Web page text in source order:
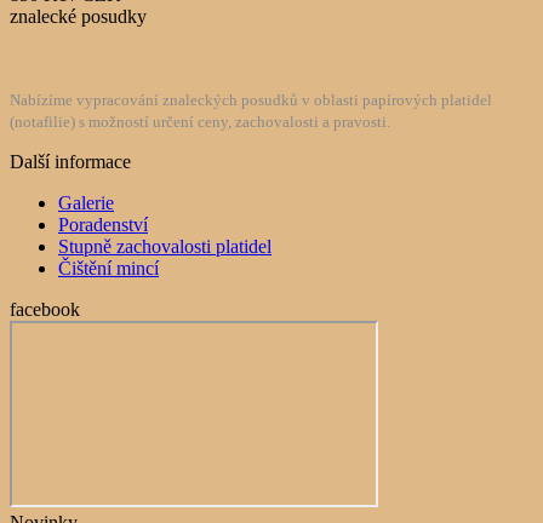
znalecké posudky
Nabízíme vypracování znaleckých posudků v oblasti papírových platidel
(notafilie) s možností určení ceny, zachovalosti a pravosti.
Další informace
Galerie
Poradenství
Stupně zachovalosti platidel
Čištění mincí
facebook